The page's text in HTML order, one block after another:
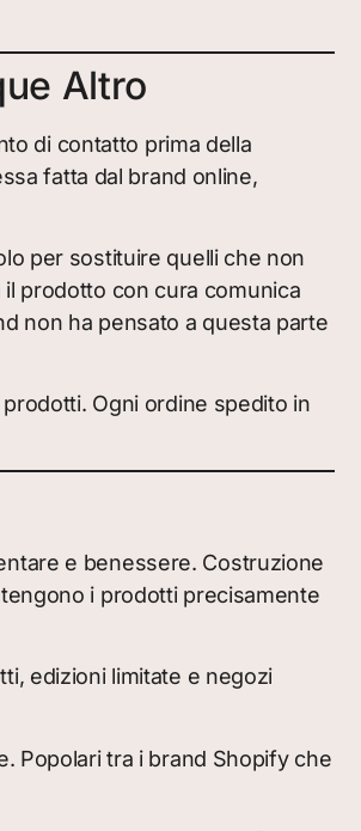
Altro
di contatto prima della
fatta dal brand online,
per sostituire quelli che non
prodotto con cura comunica
non ha pensato a questa parte
Ogni ordine spedito in
e benessere. Costruzione
i prodotti precisamente
edizioni limitate e negozi
Popolari tra i brand Shopify che